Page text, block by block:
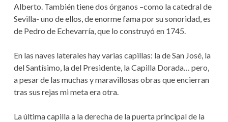
Alberto. También tiene dos órganos –como la catedral de
Sevilla- uno de ellos, de enorme fama por su sonoridad, es
de Pedro de Echevarría, que lo construyó en 1745.
En las naves laterales hay varias capillas: la de San José, la
del Santísimo, la del Presidente, la Capilla Dorada… pero,
a pesar de las muchas y maravillosas obras que encierran
tras sus rejas mi meta era otra.
La última capilla a la derecha de la puerta principal de la